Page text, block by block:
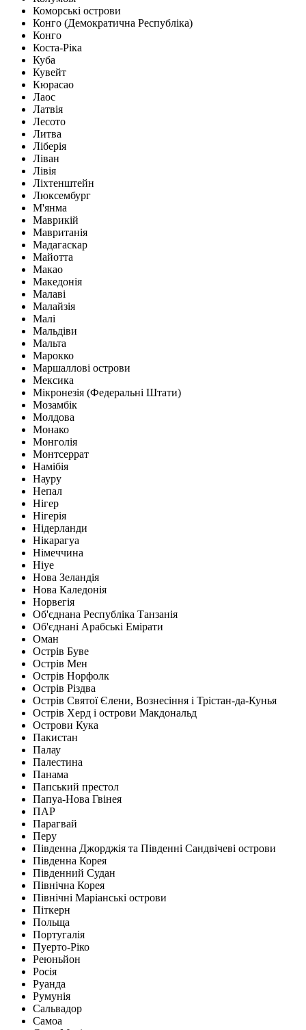
Коморські острови
Конго (Демократична Республіка)
Конго
Коста-Ріка
Куба
Кувейт
Кюрасао
Лаос
Латвія
Лесото
Литва
Ліберія
Ліван
Лівія
Ліхтенштейн
Люксембург
М'янма
Маврикій
Мавританія
Мадагаскар
Майотта
Макао
Македонія
Малаві
Малайзія
Малі
Мальдіви
Мальта
Марокко
Маршаллові острови
Мексика
Мікронезія (Федеральні Штати)
Мозамбік
Молдова
Монако
Монголія
Монтсеррат
Намібія
Науру
Непал
Нігер
Нігерія
Нідерланди
Нікарагуа
Німеччина
Ніуе
Нова Зеландія
Нова Каледонія
Норвегія
Об'єднана Республіка Танзанія
Об'єднані Арабські Емірати
Оман
Острів Буве
Острів Мен
Острів Норфолк
Острів Різдва
Острів Святої Єлени, Вознесіння і Трістан-да-Кунья
Острів Херд і острови Макдональд
Острови Кука
Пакистан
Палау
Палестина
Панама
Папський престол
Папуа-Нова Гвінея
ПАР
Парагвай
Перу
Південна Джорджія та Південні Сандвічеві острови
Південна Корея
Південний Судан
Північна Корея
Північні Маріанські острови
Піткерн
Польща
Португалія
Пуерто-Ріко
Реюньйон
Росія
Руанда
Румунія
Сальвадор
Самоа